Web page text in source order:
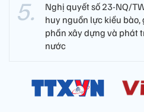
Nghị quyết số 23-NQ/
huy nguồn lực kiều bào,
phần xây dựng và phát
nước